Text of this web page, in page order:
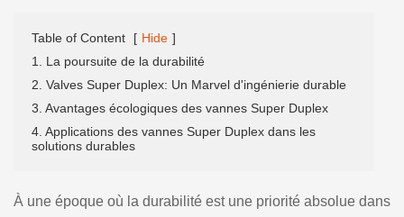
Table of Content [ Hide ]
1. La poursuite de la durabilité
2. Valves Super Duplex: Un Marvel d'ingénierie durable
3. Avantages écologiques des vannes Super Duplex
4. Applications des vannes Super Duplex dans les
solutions durables
À une époque où la durabilité est une priorité absolue dans